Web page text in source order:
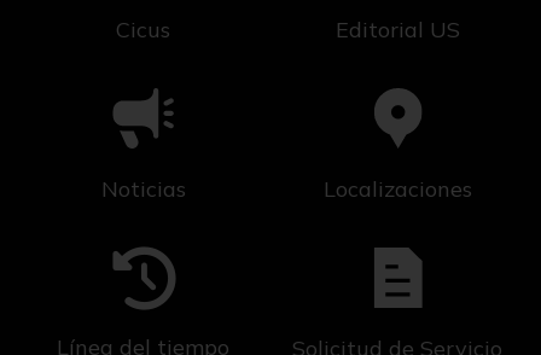
Cicus Editorial US
Noticias Localizaciones
Línea del tiempo Solicitud de Servicio